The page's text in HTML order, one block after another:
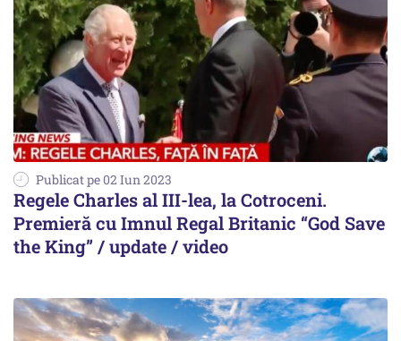
Publicat pe 02 Iun 2023
Regele Charles al III-lea, la Cotroceni.
Premieră cu Imnul Regal Britanic “God Save
the King” / update / video